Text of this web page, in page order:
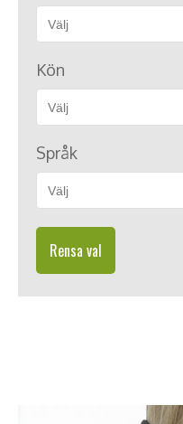
Kön
Språk
Rensa val